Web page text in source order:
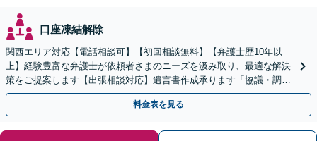
口座凍結解除
関西エリア対応【電話相談可】【初回相談無料】【弁護士歴10年以
上】経験豊富な弁護士が依頼者さまのニーズを汲み取り、最適な解決
策をご提案します【出張相談対応】遺言書作成承ります「協議・調
停・審判どの段階でも相談OK」【分割・後払い利用可】
料金表を見る